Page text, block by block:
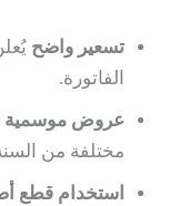
تسعير واضح
الفاتورة.
عروض موسمية
مختلفة من
استخدام قطع